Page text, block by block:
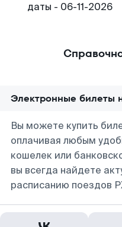
даты - 06-11-2026
Электронные билеты
Вы можете купить
оплачивая любым
кошелек или
вы всегда найдете
расписанию поездов